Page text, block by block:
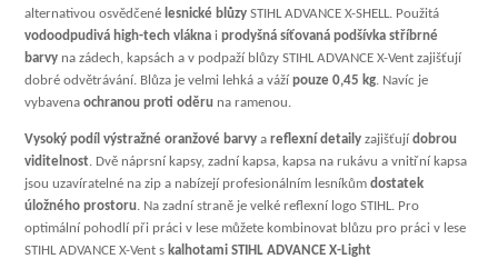
alternativou osvědčené lesnické blůzy STIHL ADVANCE X-SHELL. Použitá
vodoodpudivá high-tech vlákna iprodyšná síťovaná podšívka stříbrné
barvy na zádech, kapsách a v podpaží blůzy STIHL ADVANCE X-Vent zajišťují
dobré odvětrávání. Blůza je velmi lehká a vážípouze 0,45 kg. Navíc je
vybavenaochranou proti oděru na ramenou.
Vysoký podíl výstražné oranžové barvy areflexní detaily zajišťujídobrou
viditelnost. Dvě náprsní kapsy, zadní kapsa, kapsa na rukávu a vnitřní kapsa
jsou uzavíratelné na zip a nabízejí profesionálním lesníkůmdostatek
úložného prostoru. Na zadní straně je velké reflexní logo STIHL. Pro
optimální pohodlí při práci v lese můžete kombinovat blůzu pro práci v lese
STIHL ADVANCE X-Vent s kalhotami STIHL ADVANCE X-Light